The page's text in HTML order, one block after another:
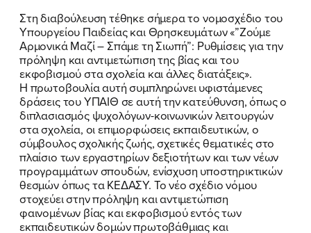
Στη διαβούλευση τέθηκε σήμερα το νομοσχέδιο του
Υπουργείου Παιδείας και Θρησκευμάτων «”Ζούμε
Αρμονικά Μαζί – Σπάμε τη Σιωπή”: Ρυθμίσεις για την
πρόληψη και αντιμετώπιση της βίας και του
εκφοβισμού στα σχολεία και άλλες διατάξεις».
Η πρωτοβουλία αυτή συμπληρώνει υφιστάμενες
δράσεις του ΥΠΑΙΘ σε αυτή την κατεύθυνση, όπως ο
διπλασιασμός ψυχολόγων-κοινωνικών λειτουργών
στα σχολεία, οι επιμορφώσεις εκπαιδευτικών, ο
σύμβουλος σχολικής ζωής, σχετικές θεματικές στο
πλαίσιο των εργαστηρίων δεξιοτήτων και των νέων
προγραμμάτων σπουδών, ενίσχυση υποστηρικτικών
θεσμών όπως τα ΚΕΔΑΣΥ. Το νέο σχέδιο νόμου
στοχεύει στην πρόληψη και αντιμετώπιση
φαινομένων βίας και εκφοβισμού εντός των
εκπαιδευτικών δομών πρωτοβάθμιας και
Δεδομένων
και τους τους
Χρήσηςτου δικτυακού τόπου του
Πολιτικού Γραφείου της Βουλευτού
Νίκης Κεραμέως
ΥΠΟΒΟΛΗ
Δεδομένων
και τους τους
Χρήσηςτου δικτυακού τόπου του
Πολιτικού Γραφείου της Βουλευτού
Νίκης Κεραμέως
ΥΠΟΒΟΛΗ